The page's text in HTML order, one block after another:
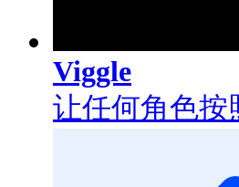
Viggle
让任何角色按